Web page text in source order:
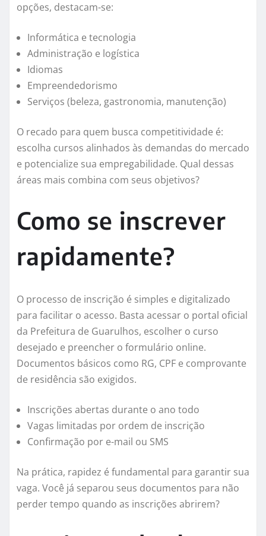
opções, destacam-se:
Informática e tecnologia
Administração e logística
Idiomas
Empreendedorismo
Serviços (beleza, gastronomia, manutenção)
O recado para quem busca competitividade é:
escolha cursos alinhados às demandas do mercado
e potencialize sua empregabilidade. Qual dessas
áreas mais combina com seus objetivos?
Como se inscrever
rapidamente?
O processo de inscrição é simples e digitalizado
para facilitar o acesso. Basta acessar o portal oficial
da Prefeitura de Guarulhos, escolher o curso
desejado e preencher o formulário online.
Documentos básicos como RG, CPF e comprovante
de residência são exigidos.
Inscrições abertas durante o ano todo
Vagas limitadas por ordem de inscrição
Confirmação por e-mail ou SMS
Na prática, rapidez é fundamental para garantir sua
vaga. Você já separou seus documentos para não
perder tempo quando as inscrições abrirem?